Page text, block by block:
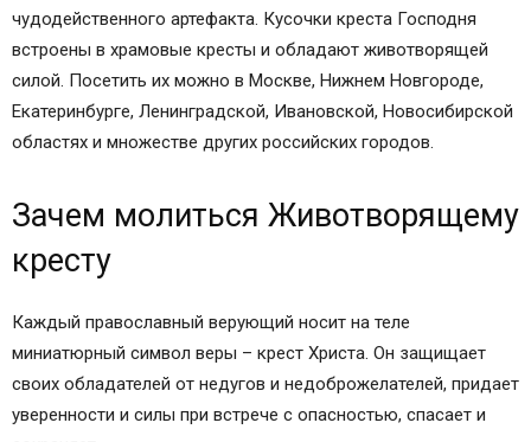
чудодейственного артефакта. Кусочки креста Господня
встроены в храмовые кресты и обладают животворящей
силой. Посетить их можно в Москве, Нижнем Новгороде,
Екатеринбурге, Ленинградской, Ивановской, Новосибирской
областях и множестве других российских городов.
Зачем молиться Животворящему
кресту
Каждый православный верующий носит на теле
миниатюрный символ веры – крест Христа. Он защищает
своих обладателей от недугов и недоброжелателей, придает
уверенности и силы при встрече с опасностью, спасает и